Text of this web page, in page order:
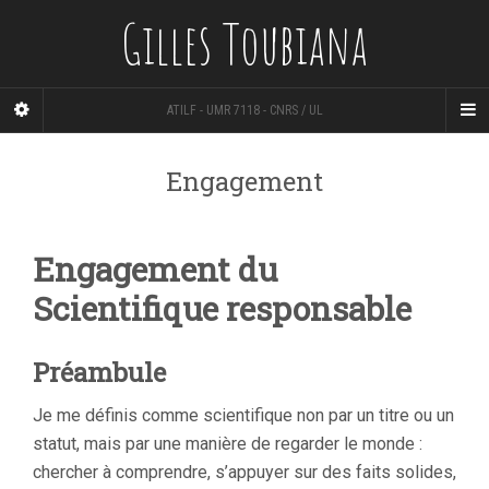
Gilles Toubiana
ATILF - UMR 7118 - CNRS / UL
Engagement
Engagement du
Scientifique responsable
Préambule
Je me définis comme scientifique non par un titre ou un
statut, mais par une manière de regarder le monde :
chercher à comprendre, s’appuyer sur des faits solides,